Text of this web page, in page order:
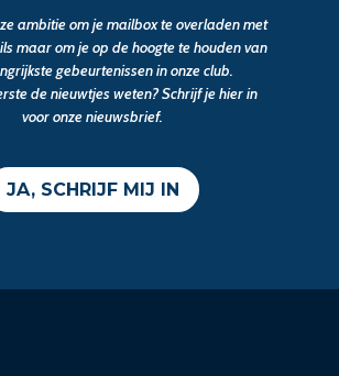
ambitie om je mailbox te overladen met
maar om je op de hoogte te houden van
gebeurtenissen in onze club.
de nieuwtjes weten? Schrijf je hier in
voor onze nieuwsbrief.
JA, SCHRIJF MIJ IN